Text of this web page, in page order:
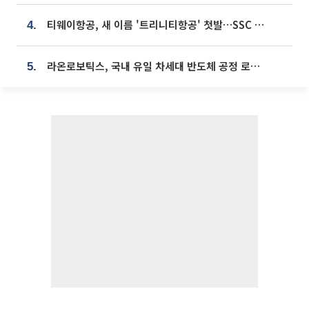
4. 티웨이항공, 새 이름 '트리니티항공' 첫발…SSC 전략 본격화
5. 라온로보틱스, 국내 유일 차세대 반도체 공정 로봇 개발 ‘고객사 테스트 진행’